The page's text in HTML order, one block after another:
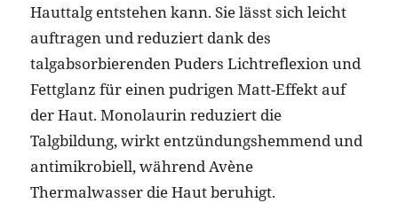
Hauttalg entstehen kann. Sie lässt sich leicht
auftragen und reduziert dank des
talgabsorbierenden Puders Lichtreflexion und
Fettglanz für einen pudrigen Matt-Effekt auf
der Haut. Monolaurin reduziert die
Talgbildung, wirkt entzündungshemmend und
antimikrobiell, während Avène
Thermalwasser die Haut beruhigt.